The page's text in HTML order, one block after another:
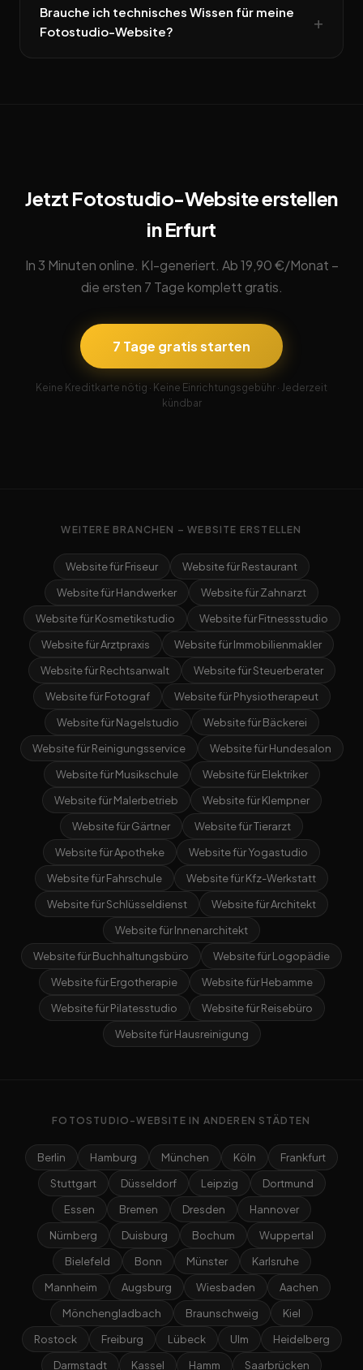
Brauche ich technisches Wissen für meine
Fotostudio-Website?
Jetzt Fotostudio-Website erstellen
in Erfurt
In 3 Minuten online. KI-generiert. Ab 19,90 €/Monat –
die ersten 7 Tage komplett gratis.
7 Tage gratis starten
Keine Kreditkarte nötig · Keine Einrichtungsgebühr · Jederzeit
kündbar
WEITERE BRANCHEN – WEBSITE ERSTELLEN
Website für Friseur
Website für Restaurant
Website für Handwerker
Website für Zahnarzt
Website für Kosmetikstudio
Website für Fitnessstudio
Website für Arztpraxis
Website für Immobilienmakler
Website für Rechtsanwalt
Website für Steuerberater
Website für Fotograf
Website für Physiotherapeut
Website für Nagelstudio
Website für Bäckerei
Website für Reinigungsservice
Website für Hundesalon
Website für Musikschule
Website für Elektriker
Website für Malerbetrieb
Website für Klempner
Website für Gärtner
Website für Tierarzt
Website für Apotheke
Website für Yogastudio
Website für Fahrschule
Website für Kfz-Werkstatt
Website für Schlüsseldienst
Website für Architekt
Website für Innenarchitekt
Website für Buchhaltungsbüro
Website für Logopädie
Website für Ergotherapie
Website für Hebamme
Website für Pilatesstudio
Website für Reisebüro
Website für Hausreinigung
FOTOSTUDIO-WEBSITE IN ANDEREN STÄDTEN
Berlin Hamburg München Köln
Frankfurt
Stuttgart
Düsseldorf Leipzig
Dortmund
Essen
Bremen Dresden
Hannover
Nürnberg
Duisburg Bochum
Wuppertal
Bielefeld
Bonn Münster
Karlsruhe
Mannheim
Augsburg Wiesbaden
Aachen
Mönchengladbach
Braunschweig
Kiel
Rostock
Freiburg Lübeck Ulm
Heidelberg
Darmstadt
Kassel Hamm Saarbrücken